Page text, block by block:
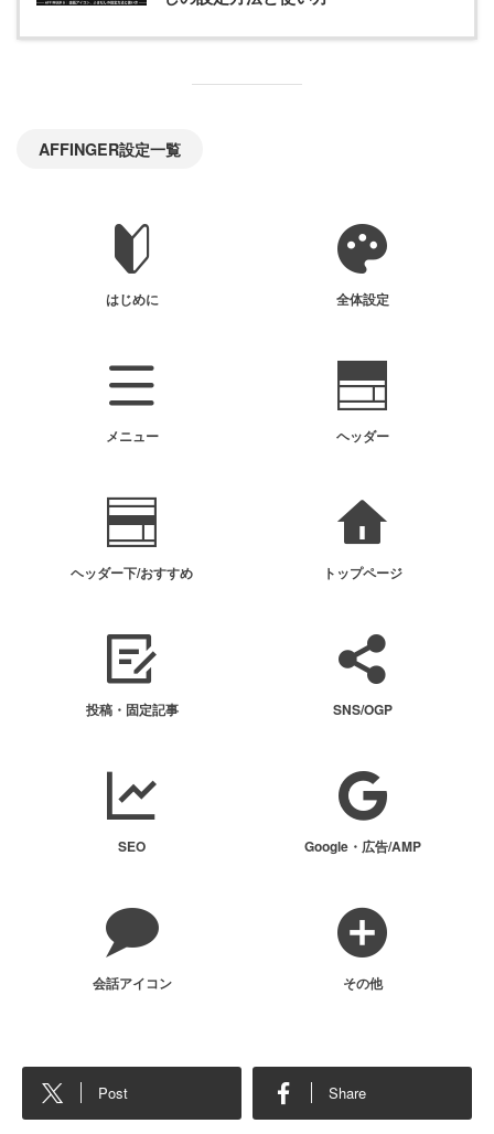
AFFINGER設定一覧
はじめに 全体設定
メニュー ヘッダー
ヘッダー下/おすすめ トップページ
投稿・固定記事 SNS/OGP
SEO Google・広告/AMP
会話アイコン その他
Post Share